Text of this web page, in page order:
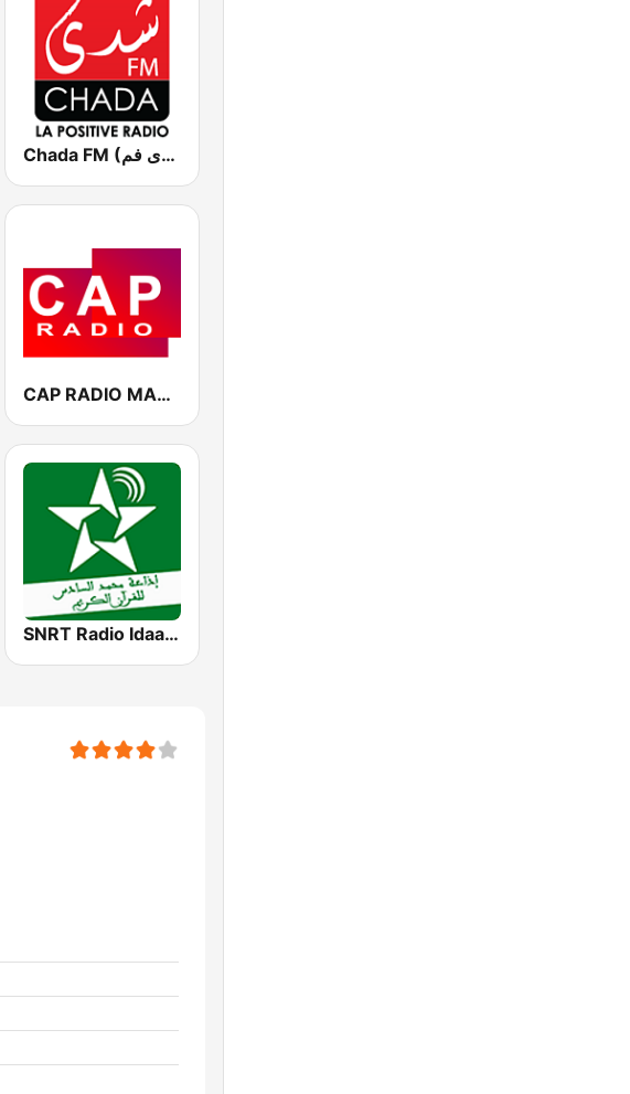
Chada FM (شدى فم)
CAP RADIO MAROC
SNRT Radio Idaat Mohammed Assadiss (السادسة)